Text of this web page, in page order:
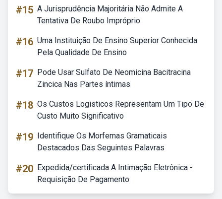
#15 A Jurisprudência Majoritária Não Admite A
Tentativa De Roubo Impróprio
#16 Uma Instituição De Ensino Superior Conhecida
Pela Qualidade De Ensino
#17 Pode Usar Sulfato De Neomicina Bacitracina
Zincica Nas Partes íntimas
#18 Os Custos Logisticos Representam Um Tipo De
Custo Muito Significativo
#19 Identifique Os Morfemas Gramaticais
Destacados Das Seguintes Palavras
#20 Expedida/certificada A Intimação Eletrônica -
Requisição De Pagamento